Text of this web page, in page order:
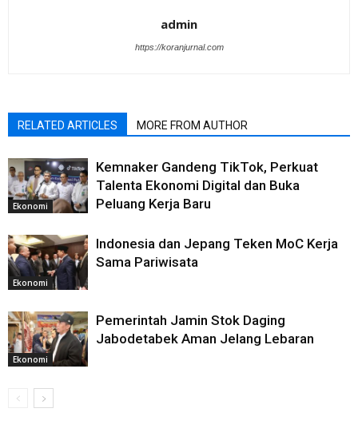
admin
https://koranjurnal.com
RELATED ARTICLES MORE FROM AUTHOR
Ekonomi
Kemnaker Gandeng TikTok, Perkuat
Talenta Ekonomi Digital dan Buka
Peluang Kerja Baru
Ekonomi
Indonesia dan Jepang Teken MoC Kerja
Sama Pariwisata
Ekonomi
Pemerintah Jamin Stok Daging
Jabodetabek Aman Jelang Lebaran